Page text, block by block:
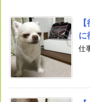
に
仕